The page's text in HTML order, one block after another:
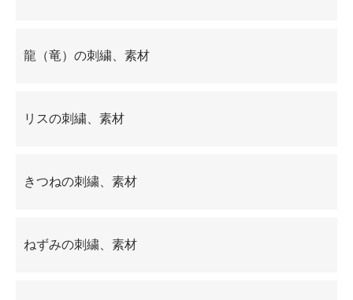
龍（竜）の刺繍、素材
リスの刺繍、素材
きつねの刺繍、素材
ねずみの刺繍、素材